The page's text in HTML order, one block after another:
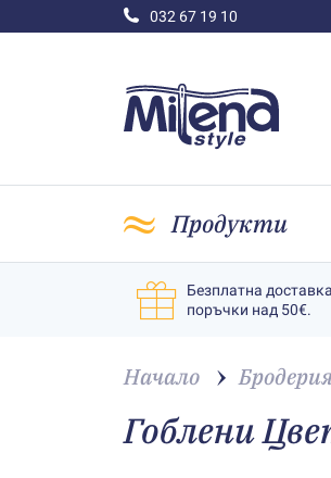
032 67 19 10
Продукти
Безплатна
поръчки над 50€.
Начало
Гоблени